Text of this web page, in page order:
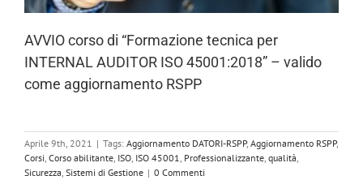
AVVIO corso di “Formazione tecnica per
INTERNAL AUDITOR ISO 45001:2018” – valido
come aggiornamento RSPP
Aprile 9th, 2021 | Tags: Aggiornamento DATORI-RSPP, Aggiornamento RSPP,
Corsi, Corso abilitante, ISO, ISO 45001, Professionalizzante, qualità,
Sicurezza, Sistemi di Gestione | 0 Commenti